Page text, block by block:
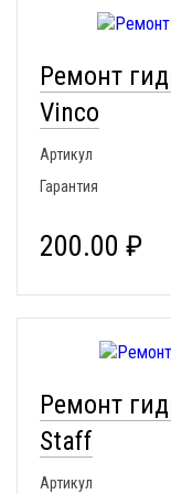
Ремонт
Vinco
Артикул
Гарантия
200.00 ₽
Ремонт
Staff
Артикул